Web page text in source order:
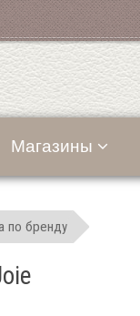
Магазины
по бренду